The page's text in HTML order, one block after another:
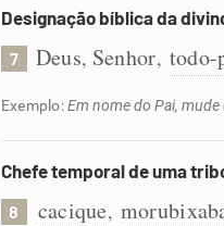
Designação bíblica da
7 Deus, Senhor, todo-
Exemplo:Em nome do Pai,
Chefe temporal de uma
8 cacique,